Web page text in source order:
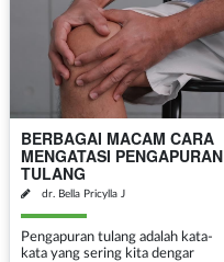
BERBAGAI MACAM CARA
MENGATASI PENGAPURAN
TULANG
dr. Bella Pricylla J
Pengapuran tulang adalah kata-
kata yang sering kita dengar